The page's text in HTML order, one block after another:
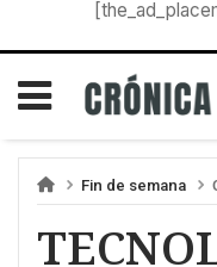
Fin de semana